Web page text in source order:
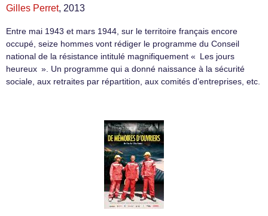
Gilles Perret, 2013
Entre mai 1943 et mars 1944, sur le territoire français encore
occupé, seize hommes vont rédiger le programme du Conseil
national de la résistance intitulé magnifiquement « Les jours
heureux ». Un programme qui a donné naissance à la sécurité
sociale, aux retraites par répartition, aux comités d’entreprises, etc.